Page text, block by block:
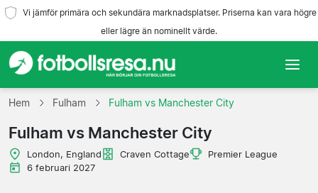
Vi jämför primära och sekundära marknadsplatser. Priserna kan vara högre
eller lägre än nominellt värde.
Hem
Lag
Ligor
Hem Fulham Fulham vs Manchester City
Fulham vs Manchester City
London, England Craven Cottage
Premier League
6 februari 2027